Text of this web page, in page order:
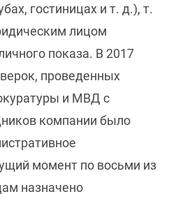
гостиницах и т. д.), т.
лицом
показа. В 2017
проведенных
и МВД с
компании было
момент по восьми из
назначено